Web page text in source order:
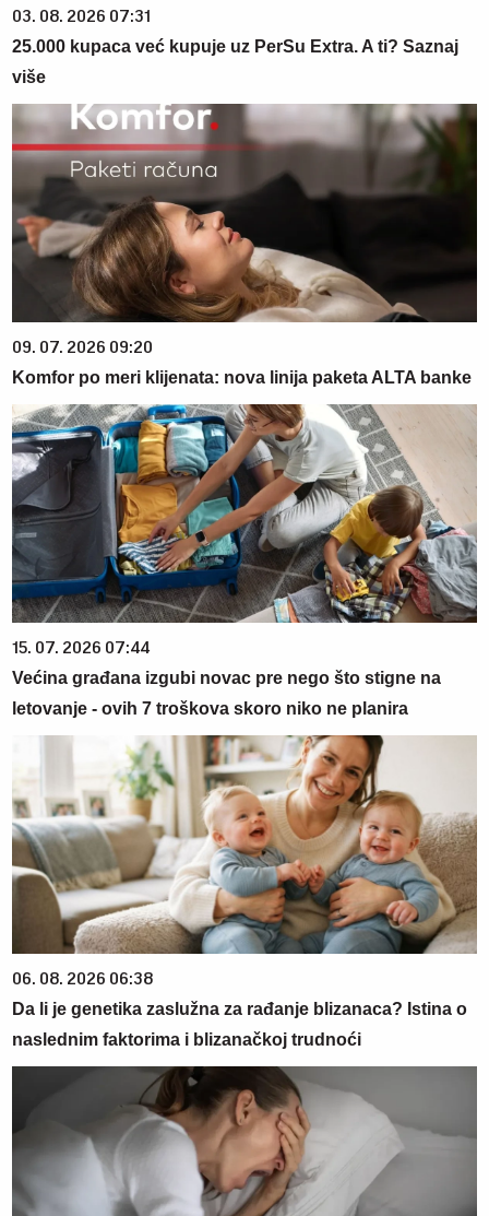
03. 08. 2026 07:31
25.000 kupaca već kupuje uz PerSu Extra. A ti? Saznaj
više
09. 07. 2026 09:20
Komfor po meri klijenata: nova linija paketa ALTA banke
15. 07. 2026 07:44
Većina građana izgubi novac pre nego što stigne na
letovanje - ovih 7 troškova skoro niko ne planira
06. 08. 2026 06:38
Da li je genetika zaslužna za rađanje blizanaca? Istina o
naslednim faktorima i blizanačkoj trudnoći